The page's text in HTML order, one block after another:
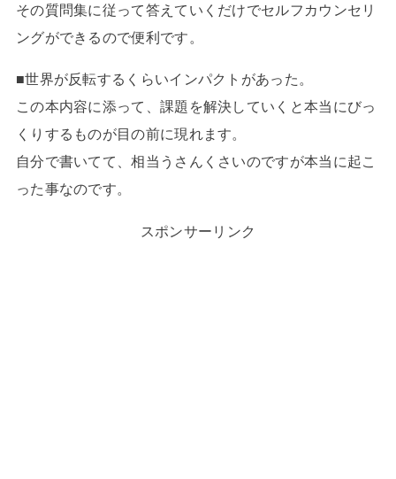
その質問集に従って答えていくだけでセルフカウンセリ
ングができるので便利です。
■世界が反転するくらいインパクトがあった。
この本内容に添って、課題を解決していくと本当にびっ
くりするものが目の前に現れます。
自分で書いてて、相当うさんくさいのですが本当に起こ
った事なのです。
スポンサーリンク